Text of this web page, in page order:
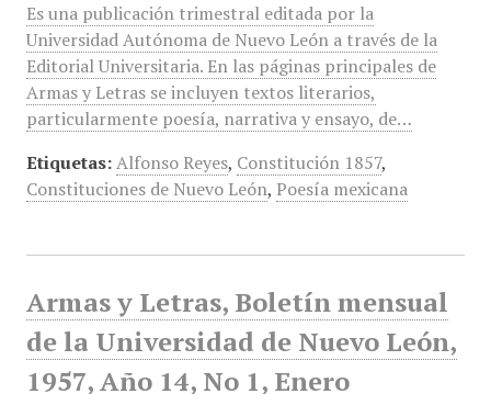
Es una publicación trimestral editada por la
Universidad Autónoma de Nuevo León a través de la
Editorial Universitaria. En las páginas principales de
Armas y Letras se incluyen textos literarios,
particularmente poesía, narrativa y ensayo, de…
Etiquetas: Alfonso Reyes, Constitución 1857,
Constituciones de Nuevo León, Poesía mexicana
Armas y Letras, Boletín mensual
de la Universidad de Nuevo León,
1957, Año 14, No 1, Enero